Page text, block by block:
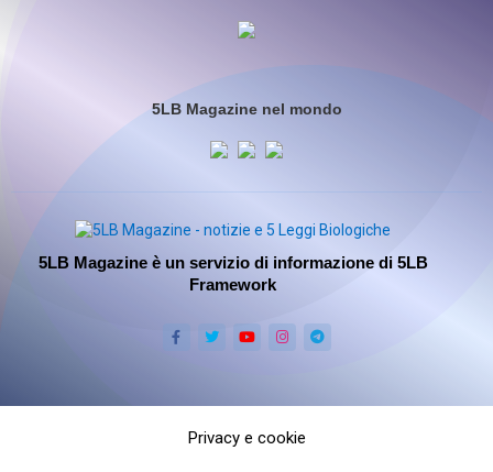
5LB Magazine nel mondo
5LB Magazine è un servizio di informazione di 5LB
Framework
Privacy e cookie